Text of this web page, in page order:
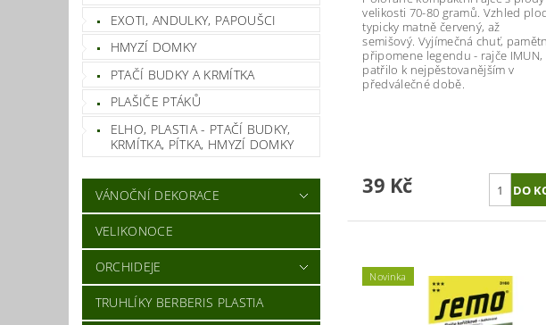
EXOTI, ANDULKY, PAPOUŠCI
HMYZÍ DOMKY
PTAČÍ BUDKY A KRMÍTKA
PLAŠIČE PTÁKŮ
ELHO, PLASTIA - PTAČÍ BUDKY,
KRMÍTKA, PÍTKA, HMYZÍ DOMKY
VÁNOČNÍ DEKORACE
VELIKONOCE
ORCHIDEJE
TRUHLÍKY BERBERIS PLASTIA
velikosti 70-80 gramů. Vzhled
typicky matně červený, až
semišový. Vyjímečná chuť,
připomene legendu - rajče IMUN,
patřilo k nejpěstovanějším v
předválečné době.
39 Kč
Novinka